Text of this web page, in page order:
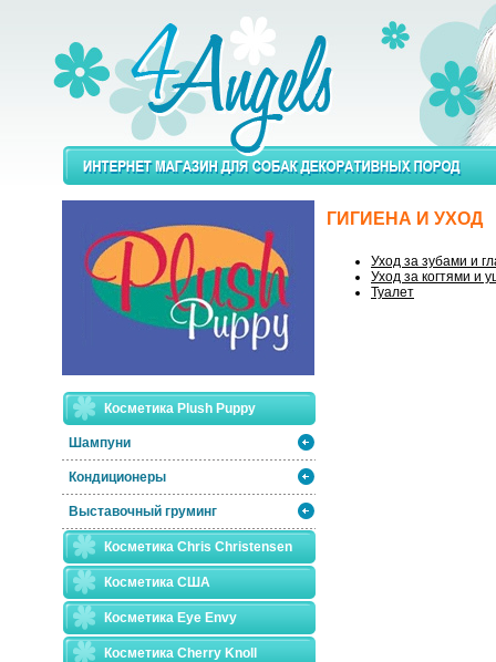
Косметика Plush Puppy
Шампуни
Кондиционеры
Выставочный груминг
Косметика Chris Christensen
Косметика США
Косметика Eye Envy
Косметика Сherry Knoll
ГИГИЕНА И УХОД
Уход за зубами и
Уход за когтями и
Туалет